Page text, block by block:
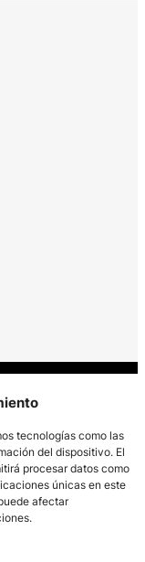
tecnologías como las
del dispositivo. El
procesar datos como
únicas en este
afectar